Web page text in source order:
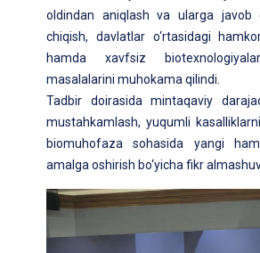
oldindan aniqlash va ularga javob
chiqish, davlatlar o‘rtasidagi
hamda xavfsiz
masalalarini muhokama qilindi.
Tadbir doirasida mintaqaviy
mustahkamlash, yuqumli
biomuhofaza sohasida yangi
amalga oshirish bo‘yicha fikr